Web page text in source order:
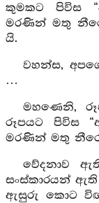
කුමකට පිවිස
මරණින් මතු
යි.
වහන්ස,
…
මහණෙනි,
රූපයට පිවිස
මරණින් මතු
වේදනාව
සංස්කාරයන්
ඇසුරු කොට